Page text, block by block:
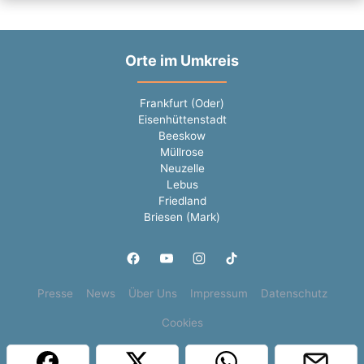
Orte im Umkreis
Frankfurt (Oder)
Eisenhüttenstadt
Beeskow
Müllrose
Neuzelle
Lebus
Friedland
Briesen (Mark)
Presse News Über Uns Impressum Datenschutz
Cookies